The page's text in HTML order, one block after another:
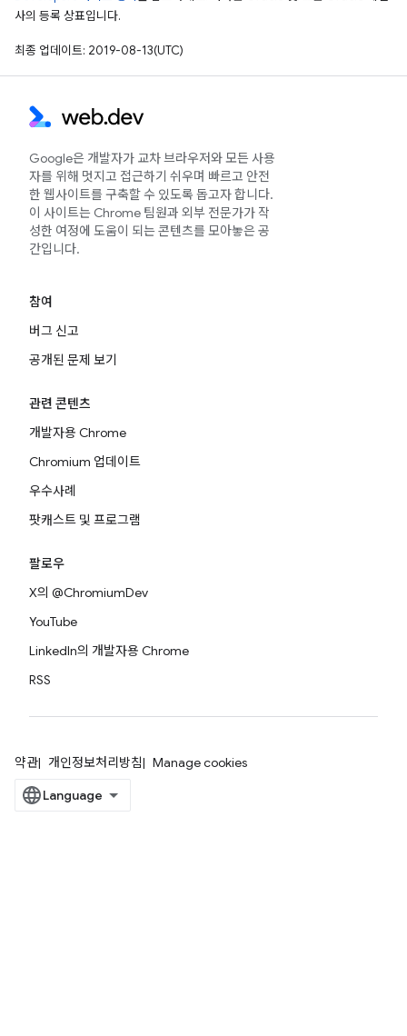
사의 등록 상표입니다.
최종 업데이트: 2019-08-13(UTC)
Google은 개발자가 교차 브라우저와 모든 사용
자를 위해 멋지고 접근하기 쉬우며 빠르고 안전
한 웹사이트를 구축할 수 있도록 돕고자 합니다.
이 사이트는 Chrome 팀원과 외부 전문가가 작
성한 여정에 도움이 되는 콘텐츠를 모아놓은 공
간입니다.
참여
버그 신고
공개된 문제 보기
관련 콘텐츠
개발자용 Chrome
Chromium 업데이트
우수사례
팟캐스트 및 프로그램
팔로우
X의 @ChromiumDev
YouTube
LinkedIn의 개발자용 Chrome
RSS
약관 개인정보처리방침 Manage cookies